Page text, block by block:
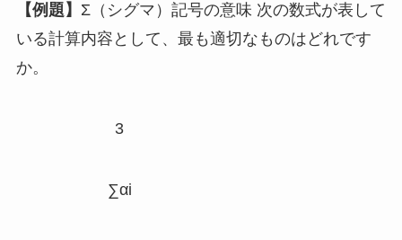
【例題】 Σ（シグマ）記号の意味 次の数式が表して
いる計算内容として、最も適切なものはどれです
か。
3
∑αi